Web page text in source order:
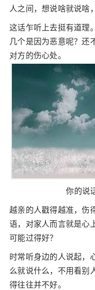
人之间，想说啥就说啥
这话乍听上去挺有道理
几个是因为恶意呢？还
对方的伤心处。
你的说
越亲的人戳得越准，伤
语，对家人而言就是心
可能过得好？
时常听身边的人说起，
么就说什么，不用看别
得往往并不好。